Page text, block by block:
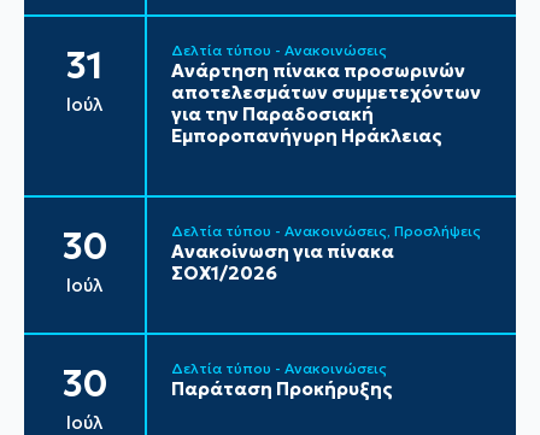
31
Ιούλ
Δελτία τύπου - Ανακοινώσεις
Ανάρτηση πίνακα προσωρινών
αποτελεσμάτων συμμετεχόντων
για την Παραδοσιακή
Εμποροπανήγυρη Ηράκλειας
30
Ιούλ
Δελτία τύπου - Ανακοινώσεις Προσλήψεις
Ανακοίνωση για πίνακα
ΣΟΧ1/2026
30
Ιούλ
Δελτία τύπου - Ανακοινώσεις
Παράταση Προκήρυξης